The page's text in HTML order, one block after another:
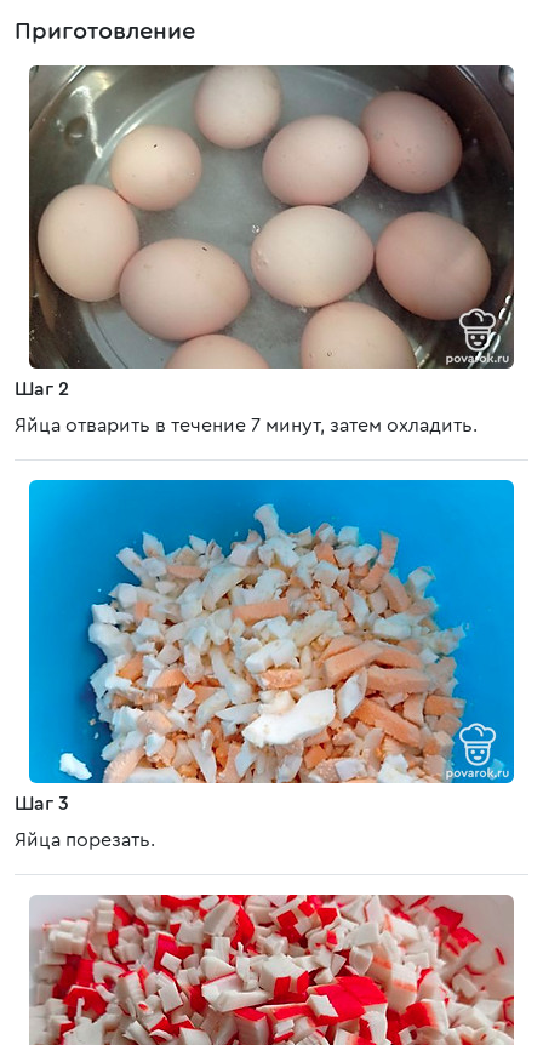
Приготовление
Шаг 2
Яйца отварить в течение 7 минут, затем охладить.
Шаг 3
Яйца порезать.